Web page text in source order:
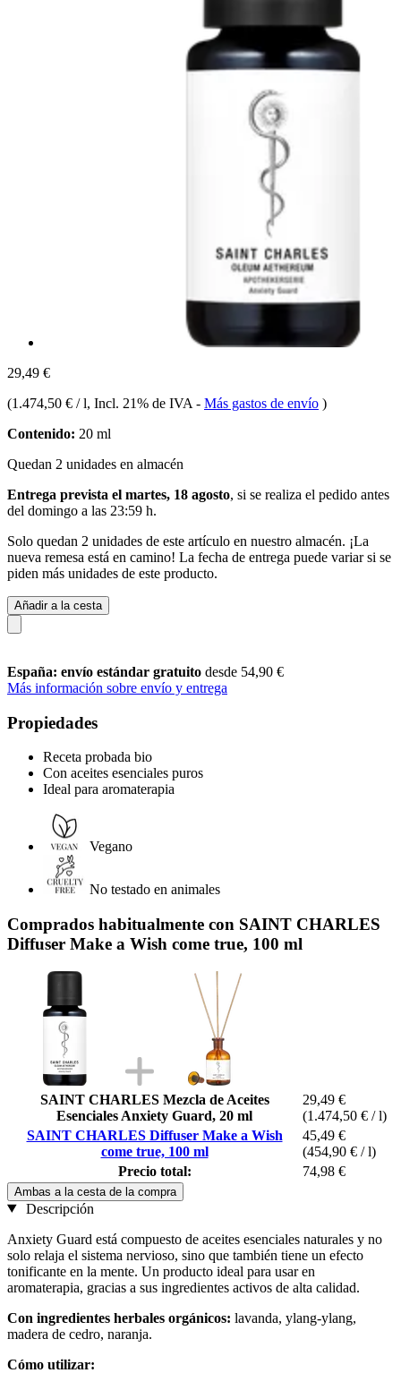
29,49 €
(1.474,50 € / l, Incl. 21% de IVA - Más gastos de envío )
Contenido: 20 ml
Quedan 2 unidades en almacén
Entrega prevista el martes, 18 agosto, si se realiza el pedido antes
del domingo a las 23:59 h.
Solo quedan 2 unidades de este artículo en nuestro almacén. ¡La
nueva remesa está en camino! La fecha de entrega puede variar si se
piden más unidades de este producto.
Añadir a la cesta
España: envío estándar gratuito desde 54,90 €
Más información sobre envío y entrega
Propiedades
Receta probada bio
Con aceites esenciales puros
Ideal para aromaterapia
Vegano
No testado en animales
Comprados habitualmente con SAINT CHARLES
Diffuser Make a Wish come true, 100 ml
SAINT CHARLES Mezcla de Aceites
Esenciales Anxiety Guard, 20 ml
29,49 €
(1.474,50 € / l)
SAINT CHARLES Diffuser Make a Wish
come true, 100 ml
45,49 €
(454,90 € / l)
Precio total:
74,98 €
Ambas a la cesta de la compra
Descripción
Anxiety Guard está compuesto de aceites esenciales naturales y no
solo relaja el sistema nervioso, sino que también tiene un efecto
tonificante en la mente. Un producto ideal para usar en
aromaterapia, gracias a sus ingredientes activos de alta calidad.
Con ingredientes herbales orgánicos: lavanda, ylang-ylang,
madera de cedro, naranja.
Cómo utilizar: